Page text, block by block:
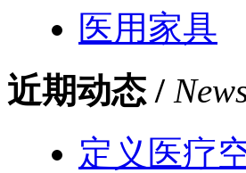
医用家具
近期动态 /
定义医疗